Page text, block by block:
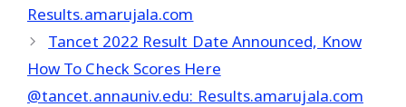
Results.amarujala.com
Tancet 2022 Result Date Announced, Know
How To Check Scores Here
@tancet.annauniv.edu: Results.amarujala.com